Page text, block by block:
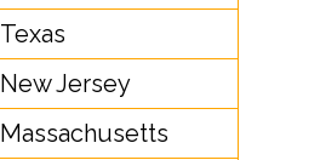
Texas
New Jersey
Massachusetts